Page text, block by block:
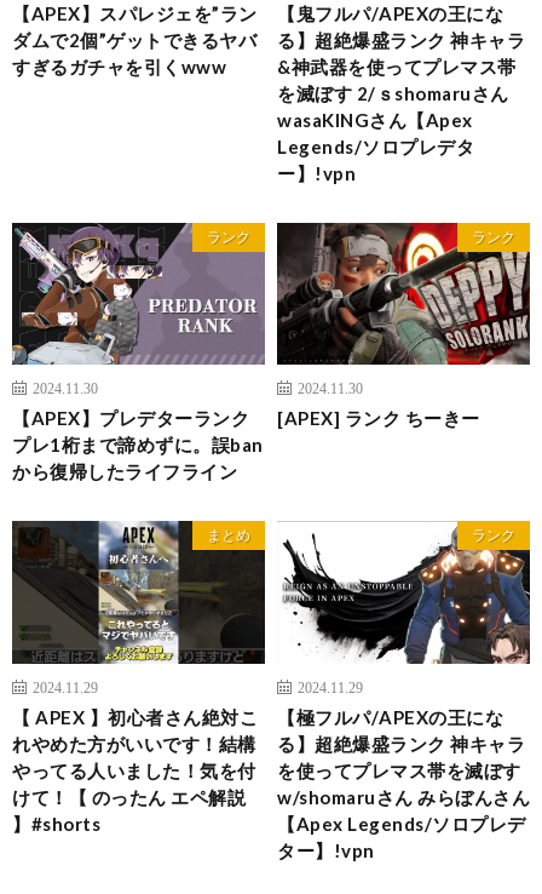
【APEX】スパレジェを”ラン
ダムで2個”ゲットできるヤバ
すぎるガチャを引くwww
【鬼フルパ/APEXの王にな
る】超絶爆盛ランク 神キャラ
&神武器を使ってプレマス帯
を滅ぼす 2/ｓshomaruさん
wasaKINGさん【Apex
Legends/ソロプレデタ
ー】!vpn
ランク
2024.11.30
【APEX】プレデターランク
プレ1桁まで諦めずに。誤ban
から復帰したライフライン
ランク
2024.11.30
[APEX] ランク ちーきー
まとめ
2024.11.29
【 APEX 】初心者さん絶対こ
れやめた方がいいです！結構
やってる人いました！気を付
けて！【 のったん エペ解説
】#shorts
ランク
2024.11.29
【極フルパ/APEXの王にな
る】超絶爆盛ランク 神キャラ
を使ってプレマス帯を滅ぼす
w/shomaruさん みらぼんさん
【Apex Legends/ソロプレデ
ター】!vpn